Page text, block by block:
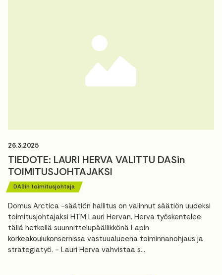
26.3.2025
TIEDOTE: LAURI HERVA VALITTU DASin
TOIMITUSJOHTAJAKSI
DASin toimitusjohtaja
Domus Arctica -säätiön hallitus on valinnut säätiön uudeksi
toimitusjohtajaksi HTM Lauri Hervan. Herva työskentelee
tällä hetkellä suunnittelupäällikkönä Lapin
korkeakoulukonsernissa vastuualueena toiminnanohjaus ja
strategiatyö. - Lauri Herva vahvistaa s...